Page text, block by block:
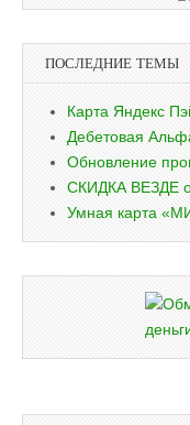
ПОСЛЕДНИЕ ТЕМЫ
Карта Яндекс
Дебетовая
Обновление
СКИДКА ВЕЗДЕ
Умная карта